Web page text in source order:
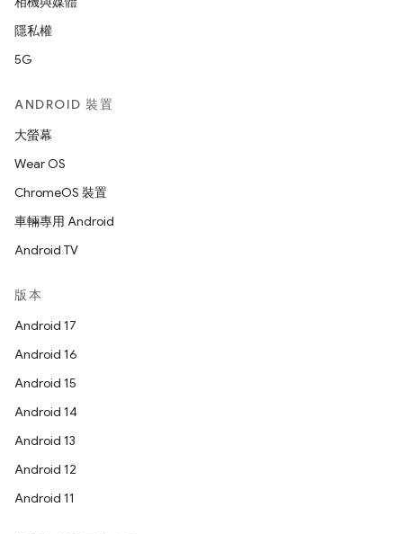
隱私權
5G
ANDROID 裝置
大螢幕
Wear OS
ChromeOS 裝置
車輛專用 Android
Android TV
版本
Android 17
Android 16
Android 15
Android 14
Android 13
Android 12
Android 11